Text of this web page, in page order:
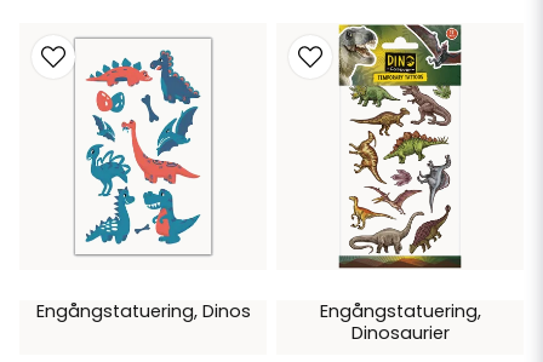
Engångstatuering, Dinos
Engångstatuering,
Dinosaurier